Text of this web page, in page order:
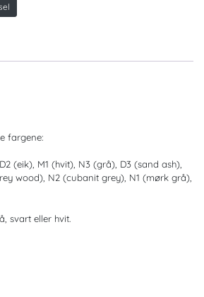
fargene:
(eik), M1 (hvit), N3 (grå), D3 (sand ash),
wood), N2 (cubanit grey), N1 (mørk grå),
svart eller hvit.